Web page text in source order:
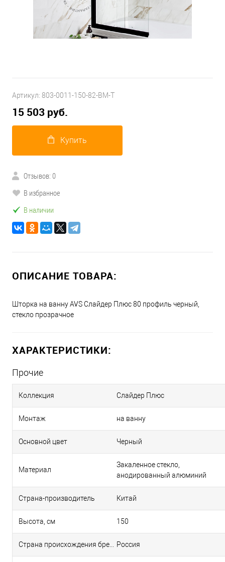
Артикул: 803-0011-150-82-BM-T
15 503 руб.
Купить
Отзывов: 0
В избранное
В наличии
ОПИСАНИЕ ТОВАРА:
Шторка на ванну AVS Слайдер Плюс 80 профиль черный,
стекло прозрачное
ХАРАКТЕРИСТИКИ:
Прочие
Коллекция Слайдер Плюс
Монтаж на ванну
Основной цвет Черный
Материал
Закаленное стекло,
анодированный алюминий
Страна-производитель Китай
Высота, см 150
Россия